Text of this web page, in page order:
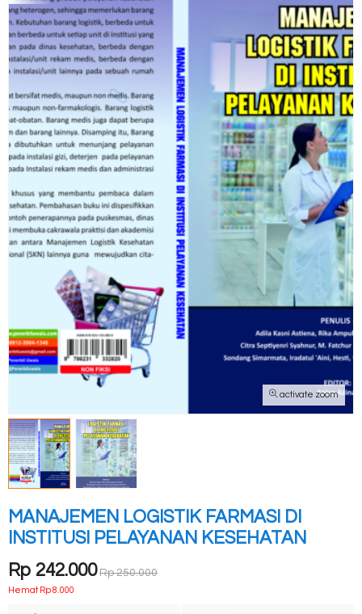
activate zoom
MANAJEMEN LOGISTIK FARMASI DI
INSTITUSI PELAYANAN KESEHATAN
Rp 242.000 Rp 250.000
Hemat Rp 8.000